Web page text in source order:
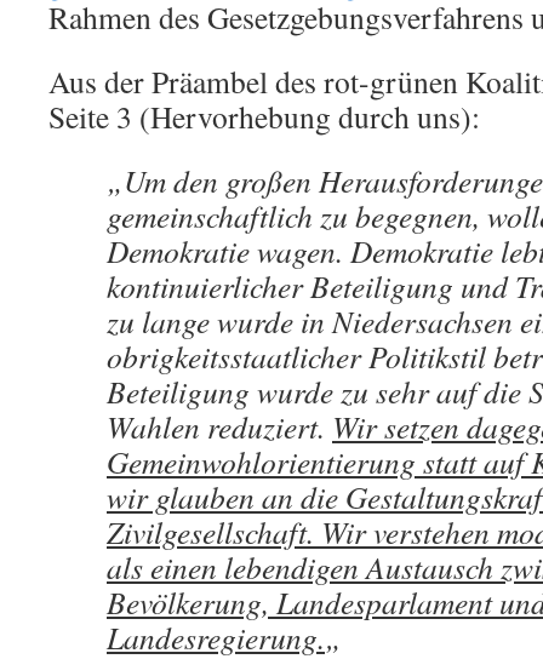
Rahmen des Gesetzgebungsverfahrens
Aus der Präambel des rot-grünen
Seite 3 (Hervorhebung durch uns):
„Um den großen
gemeinschaftlich zu begegnen,
Demokratie wagen. Demokratie
kontinuierlicher Beteiligung und
zu lange wurde in Niedersachsen
obrigkeitsstaatlicher Politikstil
Beteiligung wurde zu sehr auf die
Wahlen reduziert. Wir setzen
Gemeinwohlorientierung statt auf
wir glauben an die
Zivilgesellschaft. Wir verstehen
als einen lebendigen Austausch
Bevölkerung, Landesparlament
Landesregierung.„